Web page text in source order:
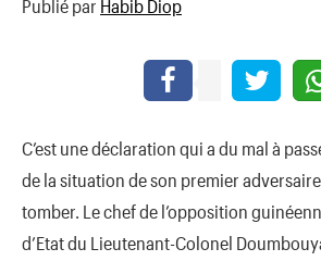
Publié par Habib Diop
C’est une déclaration qui a du mal à
de la situation de son premier
tomber. Le chef de l’opposition
d’Etat du Lieutenant-Colonel